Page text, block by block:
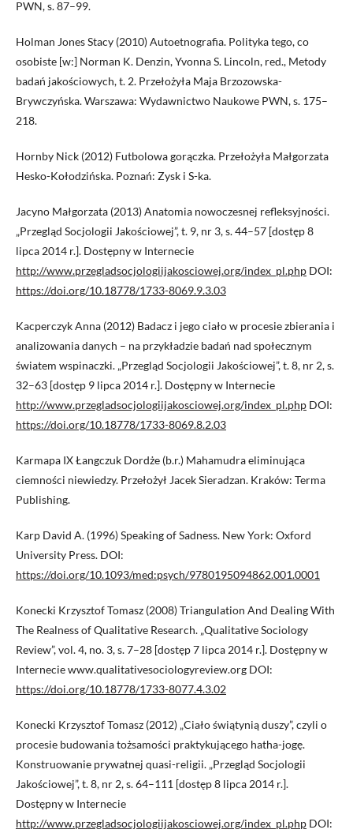
PWN, s. 87–99.
Holman Jones Stacy (2010) Autoetnografia. Polityka tego, co
osobiste [w:] Norman K. Denzin, Yvonna S. Lincoln, red., Metody
badań jakościowych, t. 2. Przełożyła Maja Brzozowska-
Brywczyńska. Warszawa: Wydawnictwo Naukowe PWN, s. 175–
218.
Hornby Nick (2012) Futbolowa gorączka. Przełożyła Małgorzata
Hesko-Kołodzińska. Poznań: Zysk i S-ka.
Jacyno Małgorzata (2013) Anatomia nowoczesnej refleksyjności.
„Przegląd Socjologii Jakościowej”, t. 9, nr 3, s. 44–57 [dostęp 8
lipca 2014 r.]. Dostępny w Internecie
http://www.przegladsocjologiijakosciowej.org/index_pl.php DOI:
https://doi.org/10.18778/1733-8069.9.3.03
Kacperczyk Anna (2012) Badacz i jego ciało w procesie zbierania i
analizowania danych – na przykładzie badań nad społecznym
światem wspinaczki. „Przegląd Socjologii Jakościowej”, t. 8, nr 2, s.
32–63 [dostęp 9 lipca 2014 r.]. Dostępny w Internecie
http://www.przegladsocjologiijakosciowej.org/index_pl.php DOI:
https://doi.org/10.18778/1733-8069.8.2.03
Karmapa IX Łangczuk Dordże (b.r.) Mahamudra eliminująca
ciemności niewiedzy. Przełożył Jacek Sieradzan. Kraków: Terma
Publishing.
Karp David A. (1996) Speaking of Sadness. New York: Oxford
University Press. DOI:
https://doi.org/10.1093/med:psych/9780195094862.001.0001
Konecki Krzysztof Tomasz (2008) Triangulation And Dealing With
The Realness of Qualitative Research. „Qualitative Sociology
Review”, vol. 4, no. 3, s. 7–28 [dostęp 7 lipca 2014 r.]. Dostępny w
Internecie www.qualitativesociologyreview.org DOI:
https://doi.org/10.18778/1733-8077.4.3.02
Konecki Krzysztof Tomasz (2012) „Ciało świątynią duszy”, czyli o
procesie budowania tożsamości praktykującego hatha-jogę.
Konstruowanie prywatnej quasi-religii. „Przegląd Socjologii
Jakościowej”, t. 8, nr 2, s. 64–111 [dostęp 8 lipca 2014 r.].
Dostępny w Internecie
http://www.przegladsocjologiijakosciowej.org/index_pl.php DOI: